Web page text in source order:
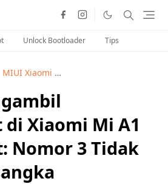
Unlock Bootloader Tips
MIUI Xiaomi
di Xiaomi Mi A1
Nomor 3 Tidak